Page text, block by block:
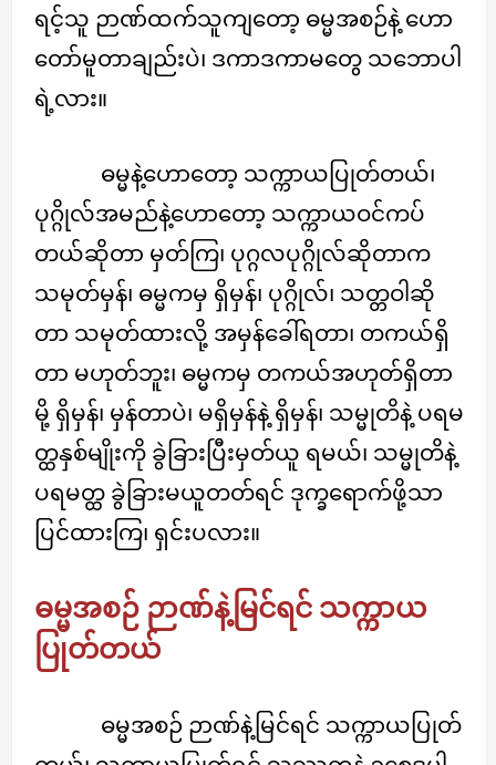
ရင့်သူ ဉာဏ်ထက်သူကျတော့ ဓမ္မအစဉ်နဲ့ ဟော
တော်မူတာချည်းပဲ၊ ဒကာဒကာမတွေ သဘောပါ
ရဲ့လား။
ဓမ္မနဲ့ဟောတော့ သက္ကာယပြုတ်တယ်၊
ပုဂ္ဂိုလ်အမည်နဲ့ဟောတော့ သက္ကာယဝင်ကပ်
တယ်ဆိုတာ မှတ်ကြ၊ ပုဂ္ဂလပုဂ္ဂိုလ်ဆိုတာက
သမုတ်မှန်၊ ဓမ္မကမှ ရှိမှန်၊ ပုဂ္ဂိုလ်၊ သတ္တဝါဆို
တာ သမုတ်ထားလို့ အမှန်ခေါ်ရတာ၊ တကယ်ရှိ
တာ မဟုတ်ဘူး၊ ဓမ္မကမှ တကယ်အဟုတ်ရှိတာ
မို့ ရှိမှန်၊ မှန်တာပဲ၊ မရှိမှန်နဲ့ ရှိမှန်၊ သမ္မုတိနဲ့ ပရမ
တ္ထနှစ်မျိုးကို ခွဲခြားပြီးမှတ်ယူ ရမယ်၊ သမ္မုတိနဲ့
ပရမတ္ထ ခွဲခြားမယူတတ်ရင် ဒုက္ခရောက်ဖို့သာ
ပြင်ထားကြ၊ ရှင်းပလား။
ဓမ္မအစဉ် ဉာဏ်နဲ့မြင်ရင် သက္ကာယ
ပြုတ်တယ်
ဓမ္မအစဉ် ဉာဏ်နဲ့မြင်ရင် သက္ကာယပြုတ်